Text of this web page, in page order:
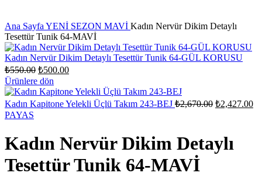
Ana Sayfa YENİ SEZON MAVİ Kadın Nervür Dikim Detaylı
Tesettür Tunik 64-MAVİ
Kadın Nervür Dikim Detaylı Tesettür Tunik 64-GÜL KORUSU
₺550.00 Orijinal
fiyat:
₺550.00.
₺500.00Şu
fiyat:
₺500.00.
Ürünlere dön
Kadın Kapitone Yelekli Üçlü Takım 243-BEJ ₺2,670.00 Orijinal
₺2,427.00Şu
PAYAS
Kadın Nervür Dikim Detaylı
Tesettür Tunik 64-MAVİ